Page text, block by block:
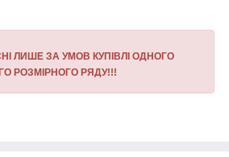
ЛИШЕ ЗА УМОВ КУПІВЛІ ОДНОГО
РОЗМІРНОГО РЯДУ!!!